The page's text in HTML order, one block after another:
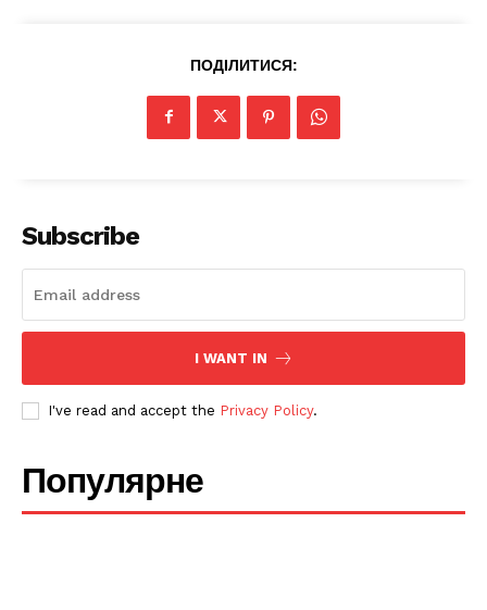
ПОДІЛИТИСЯ:
Subscribe
I WANT IN
I've read and accept the Privacy Policy.
Популярне